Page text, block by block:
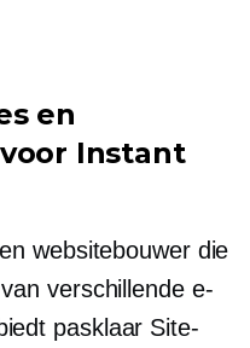
en
Instant
websitebouwer die
verschillende e-
pasklaar Site-